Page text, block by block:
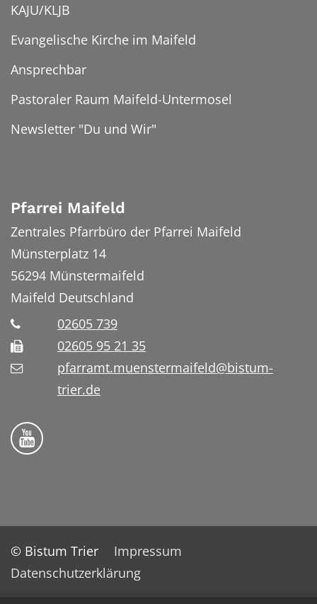
KAJU/KLJB
Evangelische Kirche im Maifeld
Ansprechbar
Pastoraler Raum Maifeld-Untermosel
Newsletter "Du und Wir"
Pfarrei Maifeld
Zentrales Pfarrbüro der Pfarrei Maifeld
Münsterplatz 14
56294 Münstermaifeld
Maifeld Deutschland
02605 739
02605 95 21 35
pfarramt.muenstermaifeld@bistum-
trier.de
Folge uns auf YouTube
© Bistum Trier
Impressum
Datenschutzerklärung